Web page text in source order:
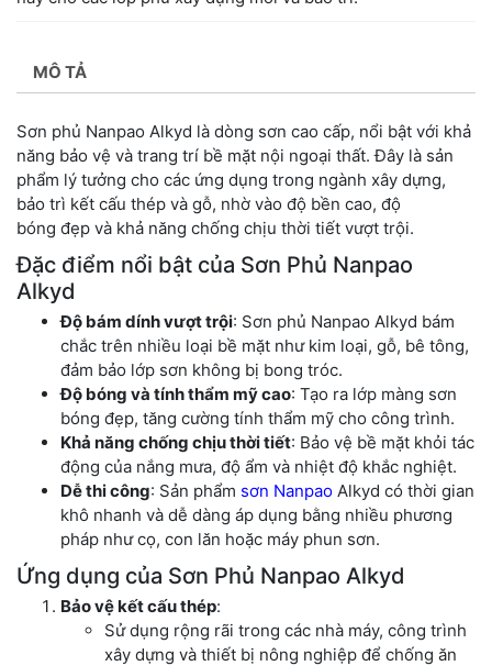
MÔ TẢ
Sơn phủ Nanpao Alkyd là dòng sơn cao cấp, nổi bật với khả
năng bảo vệ và trang trí bề mặt nội ngoại thất. Đây là sản
phẩm lý tưởng cho các ứng dụng trong ngành xây dựng,
bảo trì kết cấu thép và gỗ, nhờ vào độ bền cao, độ
bóng đẹp và khả năng chống chịu thời tiết vượt trội.
Đặc điểm nổi bật của Sơn Phủ Nanpao
Alkyd
Độ bám dính vượt trội: Sơn phủ Nanpao Alkyd bám
chắc trên nhiều loại bề mặt như kim loại, gỗ, bê tông,
đảm bảo lớp sơn không bị bong tróc.
Độ bóng và tính thẩm mỹ cao: Tạo ra lớp màng sơn
bóng đẹp, tăng cường tính thẩm mỹ cho công trình.
Khả năng chống chịu thời tiết: Bảo vệ bề mặt khỏi tác
động của nắng mưa, độ ẩm và nhiệt độ khắc nghiệt.
Dễ thi công: Sản phẩm sơn Nanpao Alkyd có thời gian
khô nhanh và dễ dàng áp dụng bằng nhiều phương
pháp như cọ, con lăn hoặc máy phun sơn.
Ứng dụng của Sơn Phủ Nanpao Alkyd
Bảo vệ kết cấu thép:
Sử dụng rộng rãi trong các nhà máy, công trình
xây dựng và thiết bị nông nghiệp để chống ăn